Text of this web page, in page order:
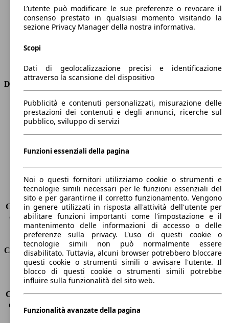
Coppia
300 nm
Cilindrata
1499 ccm
Carburante
Diesel
Trasmissione
Dimensioni
Lunghezza
4790 mm
Altezza
1420 mm
Larghezza
Peso massimo
-
Sedili
5
Carico sul tetto
-
Capacità di traino (senza freni) -
Capacità di traino (con freni)
1500 kg
Volume del bagagliaio
530 - 1780 l
Consumi
Emissioni di CO2*
94 g/km (komb.)
Consumo (urbano)
4.0 l/100km
Consumo (extra-urbano) 3.3 l/100km
Consumo (combinato)*
3.6 l/100km
L’utente può modificare le sue preferenze o revocare il
consenso prestato in qualsiasi momento visitando la
sezione Privacy Manager della nostra informativa.
Scopi
Dati di geolocalizzazione precisi e identificazione
attraverso la scansione del dispositivo
Pubblicità e contenuti personalizzati, misurazione delle
prestazioni dei contenuti e degli annunci, ricerche sul
pubblico, sviluppo di servizi
Funzioni essenziali della pagina
Noi o questi fornitori utilizziamo cookie o strumenti e
tecnologie simili necessari per le funzioni essenziali del
sito e per garantirne il corretto funzionamento. Vengono
in genere utilizzati in risposta all'attività dell'utente per
abilitare funzioni importanti come l'impostazione e il
mantenimento delle informazioni di accesso o delle
preferenze sulla privacy. L'uso di questi cookie o
tecnologie simili non può normalmente essere
disabilitato. Tuttavia, alcuni browser potrebbero bloccare
questi cookie o strumenti simili o avvisare l'utente. Il
blocco di questi cookie o strumenti simili potrebbe
influire sulla funzionalità del sito web.
Funzionalità avanzate della pagina